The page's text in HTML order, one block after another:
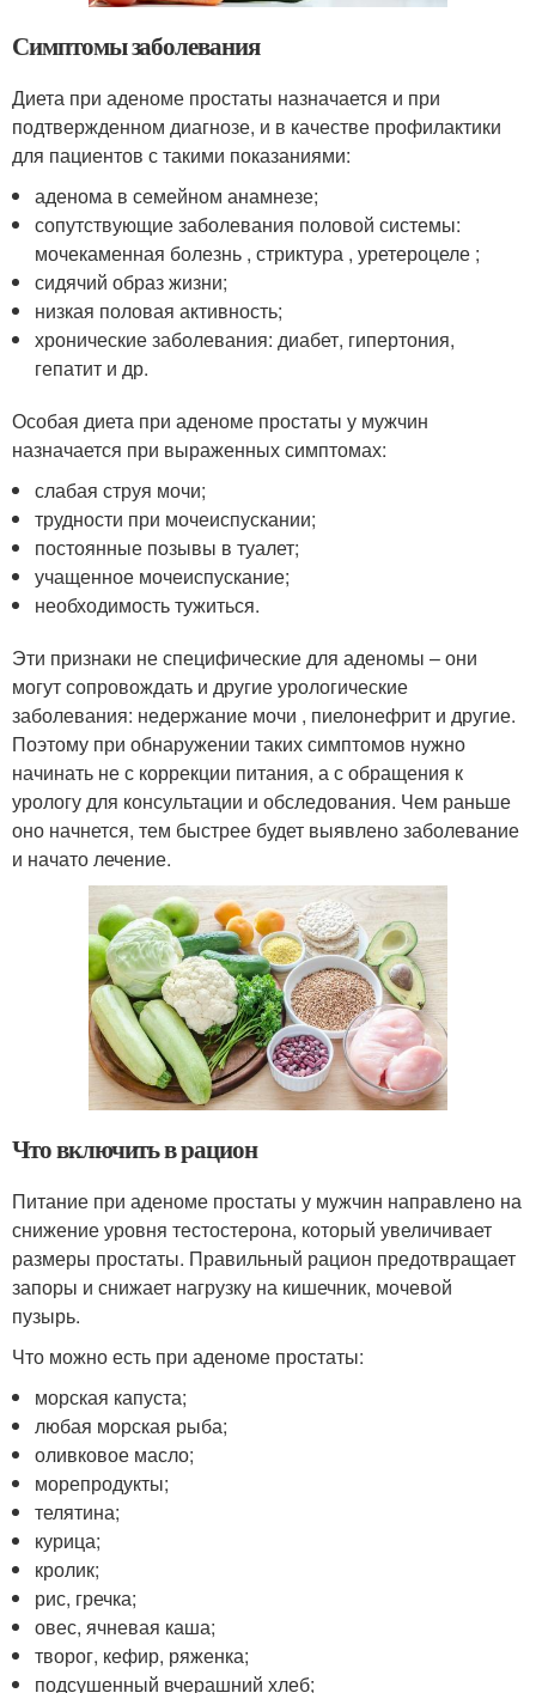
Симптомы заболевания
Диета при аденоме простаты назначается и при
подтвержденном диагнозе, и в качестве профилактики
для пациентов с такими показаниями:
аденома в семейном анамнезе;
сопутствующие заболевания половой системы:
мочекаменная болезнь , стриктура , уретероцеле ;
сидячий образ жизни;
низкая половая активность;
хронические заболевания: диабет, гипертония,
гепатит и др.
Особая диета при аденоме простаты у мужчин
назначается при выраженных симптомах:
слабая струя мочи;
трудности при мочеиспускании;
постоянные позывы в туалет;
учащенное мочеиспускание;
необходимость тужиться.
Эти признаки не специфические для аденомы – они
могут сопровождать и другие урологические
заболевания: недержание мочи , пиелонефрит и другие.
Поэтому при обнаружении таких симптомов нужно
начинать не с коррекции питания, а с обращения к
урологу для консультации и обследования. Чем раньше
оно начнется, тем быстрее будет выявлено заболевание
и начато лечение.
Что включить в рацион
Питание при аденоме простаты у мужчин направлено на
снижение уровня тестостерона, который увеличивает
размеры простаты. Правильный рацион предотвращает
запоры и снижает нагрузку на кишечник, мочевой
пузырь.
Что можно есть при аденоме простаты:
морская капуста;
любая морская рыба;
оливковое масло;
морепродукты;
телятина;
курица;
кролик;
рис, гречка;
овес, ячневая каша;
творог, кефир, ряженка;
подсушенный вчерашний хлеб;